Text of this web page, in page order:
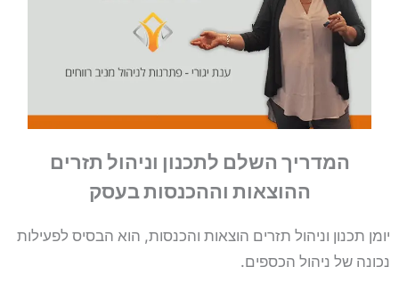
המדריך השלם לתכנון וניהול תזרים
ההוצאות וההכנסות בעסק
יומן תכנון וניהול תזרים הוצאות והכנסות, הוא הבסיס לפעילות
נכונה של ניהול הכספים.